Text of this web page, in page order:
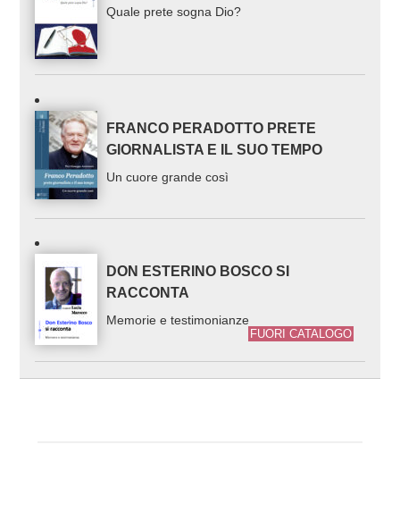
Quale prete sogna Dio?
FRANCO PERADOTTO PRETE
GIORNALISTA E IL SUO TEMPO
Un cuore grande così
DON ESTERINO BOSCO SI
RACCONTA
Memorie e testimonianze
FUORI CATALOGO